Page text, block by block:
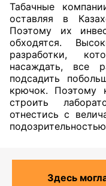
Табачные
оставляя в
Поэтому их
обходятся.
разработки,
насаждать, все
подсадить
крючок. Поэтому
строить
отнестись с
Здесь